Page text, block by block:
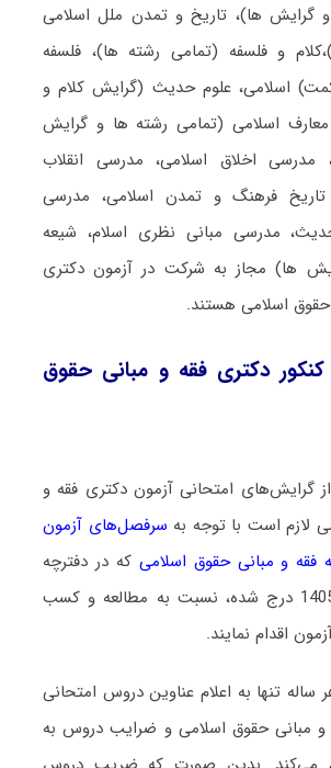
گرایش ها)، تاریخ و تمدن ملل اسلامی
و فلسفه (تمامی رشته ها)، فلسفه
اسلامی، علوم حدیث (گرایش کلام و
معارف اسلامی (تمامی رشته ها و گرایش
مدرسی اخلاق اسلامی، مدرسی انقلاب
تاریخ فرهنگ و تمدن اسلامی، مدرسی
مدرسی مبانی نظری اسلام، شیعه
ها) مجاز به شرکت در آزمون دکتری
حقوق اسلامی هستند.
کنکور دکتری فقه و مبانی حقوق
گرایش‌های امتحانی آزمون دکتری فقه و
لازم است با توجه به سرفصل‌های آزمون
که در دفترچه
ثبت نام دکتری 1405 درج شده، نسبت به مطالعه و کسب
اقدام نمایند.
تنها به اعلام عناوین دروس امتحانی
و مبانی حقوق اسلامی و ضرایب دروس به